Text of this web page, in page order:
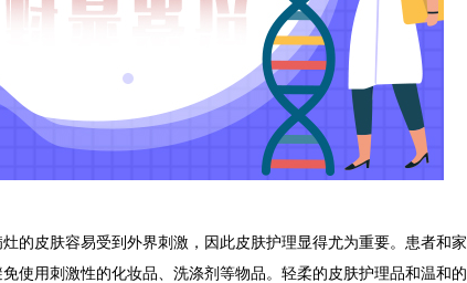
皮肤容易受到外界刺激，因此皮肤护理显得尤为重要。患者和家
使用刺激性的化妆品、洗涤剂等物品。轻柔的皮肤护理品和温和的